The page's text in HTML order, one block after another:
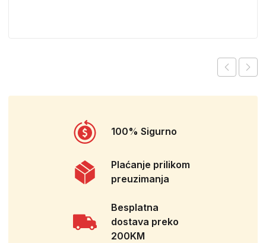
100% Sigurno
Plaćanje prilikom
preuzimanja
Besplatna
dostava preko
200KM